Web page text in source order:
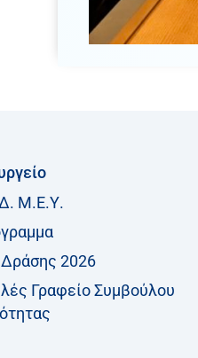
Μ.Ε.Υ.
Δράσης 2026
Γραφείο Συμβούλου